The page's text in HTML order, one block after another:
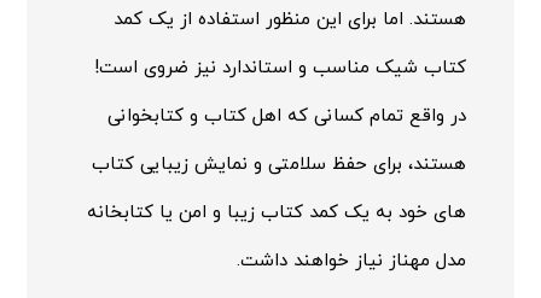
هستند. اما برای این منظور استفاده از یک کمد
کتاب شیک مناسب و استاندارد نیز ضروی است!
در واقع تمام کسانی که اهل کتاب و کتابخوانی
هستند، برای حفظ سلامتی و نمایش زیبایی کتاب
های خود به یک کمد کتاب زیبا و امن یا کتابخانه
مدل مهناز نیاز خواهند داشت.